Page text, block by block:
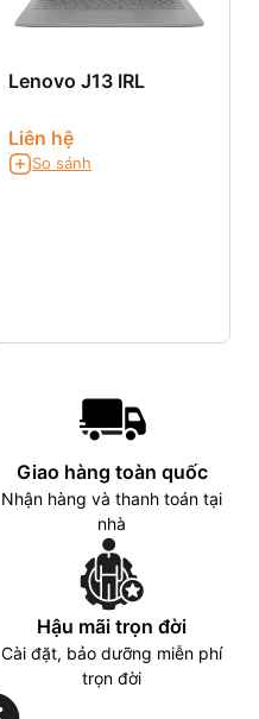
Lenovo J13 IRL
Liên hệ
So sánh
Giao hàng toàn quốc
Nhận hàng và thanh toán tại
nhà
Hậu mãi trọn đời
Cài đặt, bảo dưỡng miễn phí
trọn đời